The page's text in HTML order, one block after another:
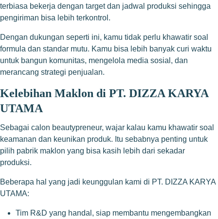
terbiasa bekerja dengan target dan jadwal produksi sehingga
pengiriman bisa lebih terkontrol.
Dengan dukungan seperti ini, kamu tidak perlu khawatir soal
formula dan standar mutu. Kamu bisa lebih banyak curi waktu
untuk bangun komunitas, mengelola media sosial, dan
merancang strategi penjualan.
Kelebihan Maklon di PT. DIZZA KARYA
UTAMA
Sebagai calon beautypreneur, wajar kalau kamu khawatir soal
keamanan dan keunikan produk. Itu sebabnya penting untuk
pilih pabrik maklon yang bisa kasih lebih dari sekadar
produksi.
Beberapa hal yang jadi keunggulan kami di PT. DIZZA KARYA
UTAMA:
Tim R&D yang handal, siap membantu mengembangkan